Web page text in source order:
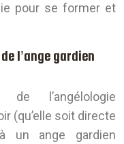
pour se former et
l’ange gardien
l’angélologie
(qu’elle soit directe
un ange gardien